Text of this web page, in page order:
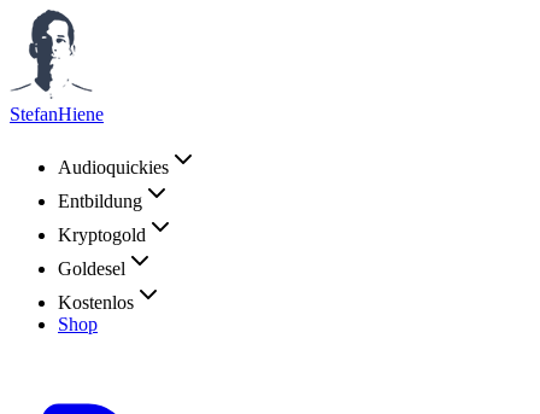
StefanHiene
Audioquickies
Entbildung
Kryptogold
Goldesel
Kostenlos
Shop